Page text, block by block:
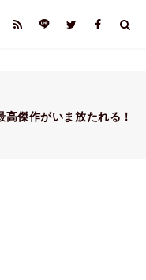
傑作がいま放たれる！